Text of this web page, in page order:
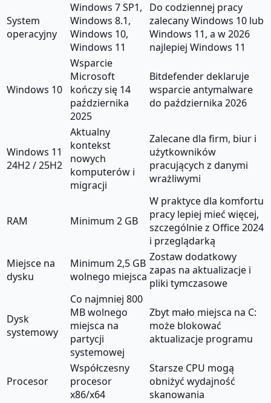
System
operacyjny
Windows 7 SP1,
Windows 8.1,
Windows 10,
Windows 11
Do codziennej pracy
zalecany Windows 10 lub
Windows 11, a w 2026
najlepiej Windows 11
Windows 10
Wsparcie
Microsoft
kończy się 14
października
2025
Bitdefender deklaruje
wsparcie antymalware
do października 2026
Windows 11
24H2 / 25H2
Aktualny
kontekst
nowych
komputerów i
migracji
Zalecane dla firm, biur i
użytkowników
pracujących z danymi
wrażliwymi
RAM Minimum 2 GB
W praktyce dla komfortu
pracy lepiej mieć więcej,
szczególnie z Office 2024
i przeglądarką
Miejsce na
dysku
Minimum 2,5 GB
wolnego miejsca
Zostaw dodatkowy
zapas na aktualizacje i
pliki tymczasowe
Dysk
systemowy
Co najmniej 800
MB wolnego
miejsca na
partycji
systemowej
Zbyt mało miejsca na C:
może blokować
aktualizacje programu
Procesor
Współczesny
procesor
x86/x64
Starsze CPU mogą
obniżyć wydajność
skanowania